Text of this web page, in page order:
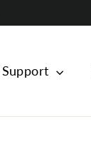
Support